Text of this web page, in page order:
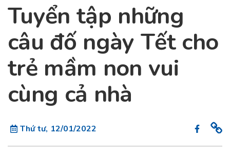
Tuyển tập những
câu đố ngày Tết cho
trẻ mầm non vui
cùng cả nhà
Thứ tư, 12/01/2022